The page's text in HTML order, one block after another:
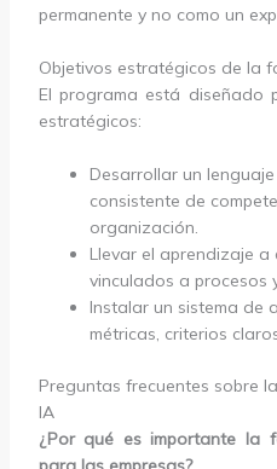
permanente y no como un
Objetivos estratégicos de la
El programa está diseñado
estratégicos:
Desarrollar un
consistente de
organización.
Llevar el aprendizaje
vinculados a procesos
Instalar un sistema de
métricas, criterios
Preguntas frecuentes sobre
IA
¿Por qué es importante la